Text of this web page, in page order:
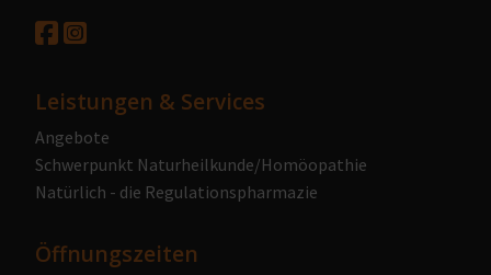
Leistungen & Services
Angebote
Schwerpunkt Naturheilkunde/Homöopathie
Natürlich - die Regulationspharmazie
Öffnungszeiten